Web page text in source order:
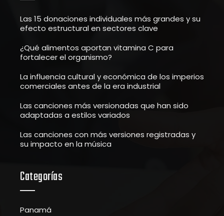
Las 15 donaciones individuales más grandes y su
efecto estructural en sectores clave
¿Qué alimentos aportan vitamina C para
fortalecer el organismo?
La influencia cultural y económica de los imperios
comerciales antes de la era industrial
Las canciones más versionadas que han sido
adaptadas a estilos variados
Las canciones con más versiones registradas y
su impacto en la música
Categorías
Panamá